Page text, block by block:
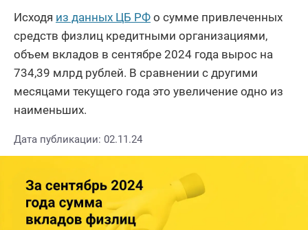
Исходя из данных ЦБ РФ о сумме привлеченных
средств физлиц кредитными организациями,
объем вкладов в сентябре 2024 года вырос на
734,39 млрд рублей. В сравнении с другими
месяцами текущего года это увеличение одно из
наименьших.
Дата публикации: 02.11.24